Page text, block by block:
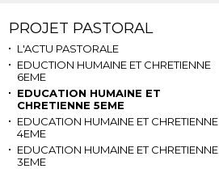
Navigation
PROJET PASTORAL
L'ACTU PASTORALE
EDUCTION HUMAINE ET CHRETIENNE
6EME
EDUCATION HUMAINE ET
CHRETIENNE 5EME
EDUCATION HUMAINE ET CHRETIENNE
4EME
EDUCATION HUMAINE ET CHRETIENNE
3EME